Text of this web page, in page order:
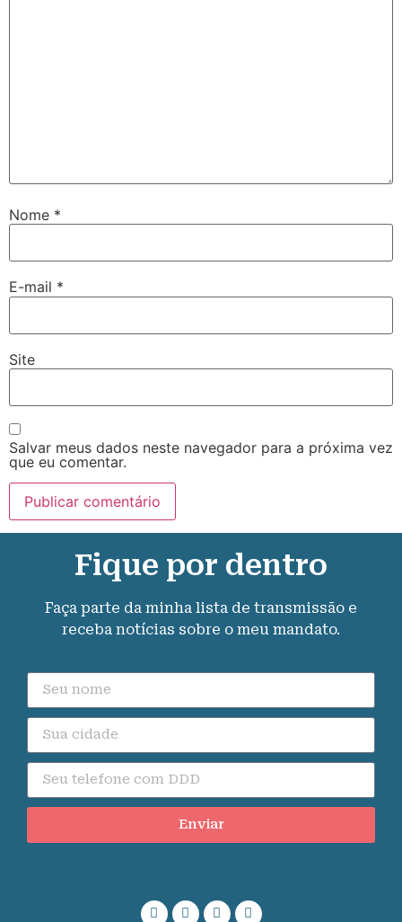
Nome *
E-mail *
Site
Salvar meus dados neste navegador para a próxima vez
que eu comentar.
Fique por dentro
Faça parte da minha lista de transmissão e
receba notícias sobre o meu mandato.
Enviar